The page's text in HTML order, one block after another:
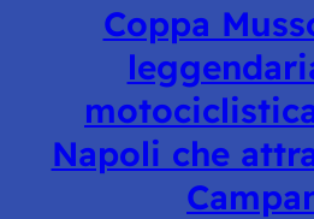
Coppa
Napoli che